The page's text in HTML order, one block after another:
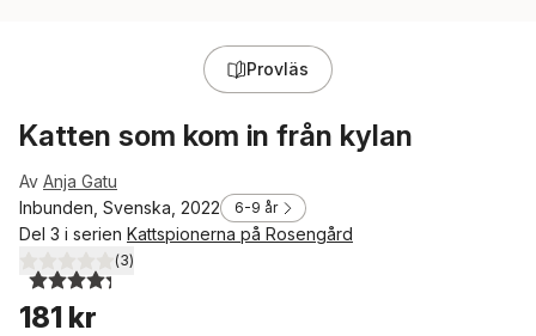
Provläs
Katten som kom in från kylan
Av Anja Gatu
Inbunden, Svenska, 2022
6-9 år
Del 3 i serien Kattspionerna på Rosengård
4,3utav 5 stjärnor. Totalt antal röster:
(3)
181 kr